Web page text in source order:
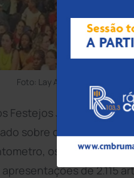
Foto: Lay Amorim/Achei
Festejos Juninos
sobre os gastos
os cadastros
de 2.115